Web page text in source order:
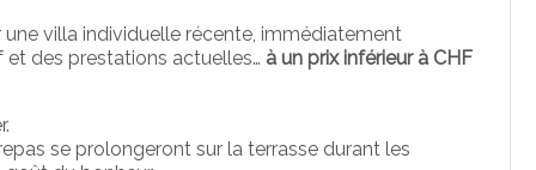
villa individuelle récente, immédiatement
des prestations actuelles… à un prix inférieur à CHF
se prolongeront sur la terrasse durant les